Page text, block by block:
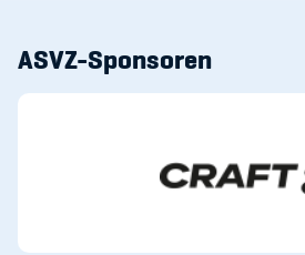
ASVZ-Sponsoren